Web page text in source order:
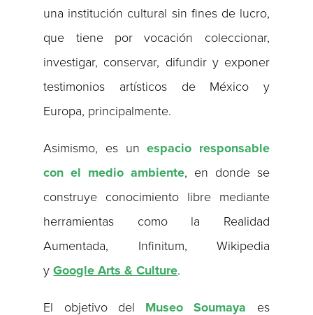
una institución cultural sin fines de lucro,
que tiene por vocación coleccionar,
investigar, conservar, difundir y exponer
testimonios artísticos de México y
Europa, principalmente.
Asimismo, es unespacio responsable
con el medio ambiente, en donde se
construye conocimiento libre mediante
herramientas como la Realidad
Aumentada, Infinitum, Wikipedia
yGoogle Arts & Culture.
El objetivo del Museo Soumaya es